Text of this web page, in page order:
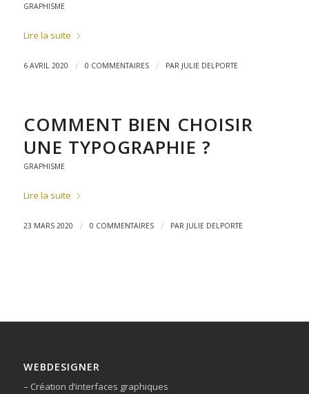
GRAPHISME
Lire la suite
6 AVRIL 2020 / 0 COMMENTAIRES / PAR JULIE DELPORTE
COMMENT BIEN CHOISIR
UNE TYPOGRAPHIE ?
GRAPHISME
Lire la suite
23 MARS 2020 / 0 COMMENTAIRES / PAR JULIE DELPORTE
WEBDESIGNER
– Création d’interfaces graphiques